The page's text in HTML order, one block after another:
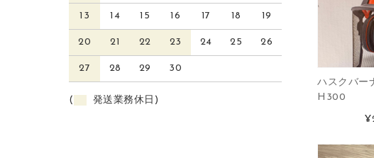
ハスクバー
H300
13 14 15 16 17 18 19
20 21 22 23 24 25 26
27 28 29 30
( 発送業務休日)